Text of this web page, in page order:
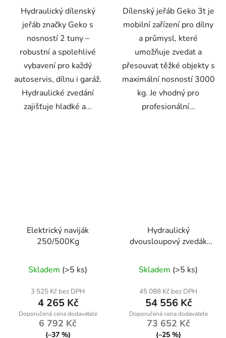
Hydraulický dílenský
jeřáb značky Geko s
nosností 2 tuny –
robustní a spolehlivé
vybavení pro každý
autoservis, dílnu i garáž.
Hydraulické zvedání
zajišťuje hladké a...
Dílenský jeřáb Geko 3t je
mobilní zařízení pro dílny
a průmysl, které
umožňuje zvedat a
přesouvat těžké objekty s
maximální nosností 3000
kg. Je vhodný pro
profesionální...
Elektrický naviják
250/500Kg
hodnocení
produktu
je
4,0
z
Skladem (>5 ks)
3 525 Kč bez DPH
4 265 Kč
6 792 Kč
(–37 %)
Hydraulický
dvousloupový zvedák
/ 230 V –
poloautomatický
Skladem (>5 ks)
45 088 Kč bez DPH
54 556 Kč
73 652 Kč
(–25 %)